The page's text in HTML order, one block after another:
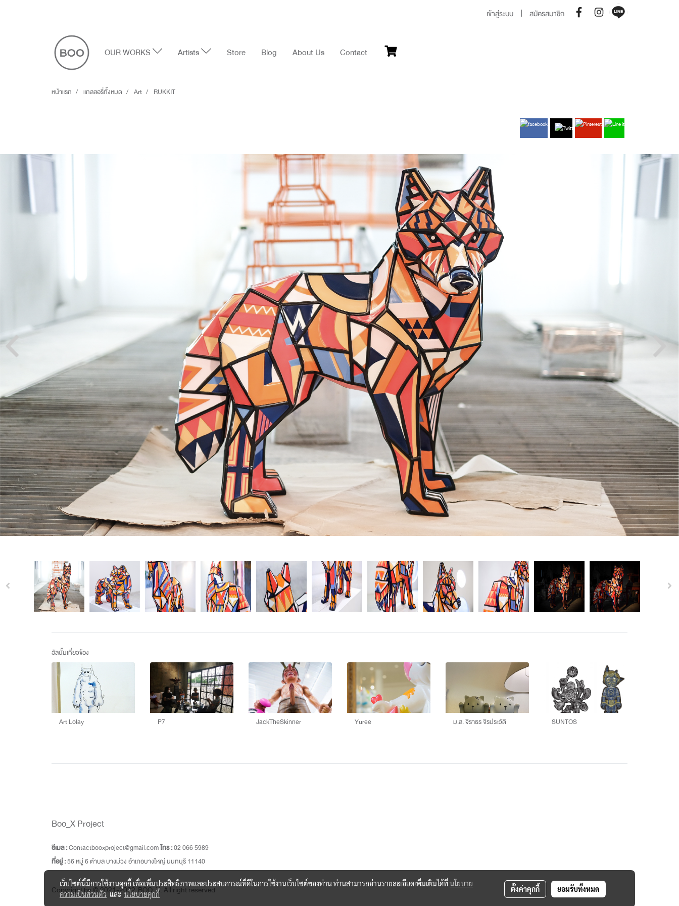
เข้าสู่ระบบ สมัครสมาชิก
OUR WORKS Artists Store Blog About Us Contact
หน้าแรก แกลลอรี่ทั้งหมด Art RUKKIT
อัลบั้มเกี่ยวข้อง
Art Lolay P7 JackTheSkinner Yuree ม.ล. จิราธร จิรประวัติ SUNTOS
Boo_X Project
อีเมล :Contactbooxproject@gmail.comโทร :02 066 5989
ที่อยู่ :56 หมู่ 6 ตำบล บางม่วง อำเภอบางใหญ่ นนทบุรี 11140
Copyright by © 2021-2022 BOO_X. All right reserved
เว็บไซต์นี้มีการใช้งานคุกกี้ เพื่อเพิ่มประสิทธิภาพและประสบการณ์ที่ดีในการใช้งานเว็บไซต์ของท่าน ท่านสามารถอ่านรายละเอียดเพิ่มเติมได้ที่นโยบาย
ความเป็นส่วนตัวและนโยบายคุกกี้
ตั้งค่าคุกกี้ ยอมรับทั้งหมด